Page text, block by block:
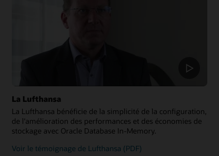
La Lufthansa
La Lufthansa bénéficie de la simplicité de la configuration,
de l'amélioration des performances et des économies de
stockage avec Oracle Database In-Memory.
Voir le témoignage de Lufthansa (PDF)